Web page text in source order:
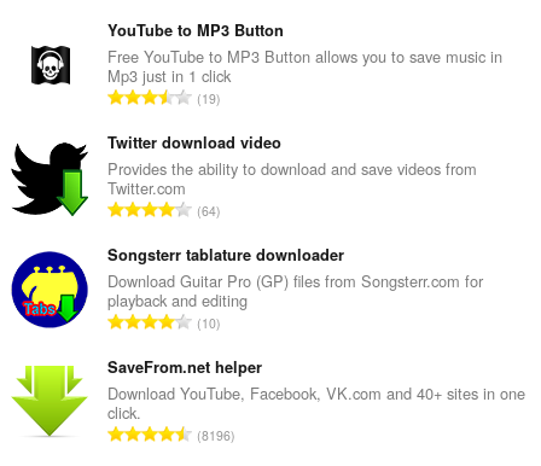
l
k
o
v
p
o
č
e
t
h
o
d
o
t
n
YouTube to MP3 Button
Free YouTube to MP3 Button allows you to save music in
Mp3 just in 1 click
C
l
k
v
p
o
č
e
t
h
d
19
Twitter download video
Provides the ability to download and save videos from
Twitter.com
C
l
k
o
v
p
o
č
e
64
Songsterr tablature downloader
Download Guitar Pro (GP) files from Songsterr.com for
playback and editing
C
l
k
v
10
SaveFrom.net helper
Download YouTube, Facebook, VK.com and 40+ sites in one
click.
C8196